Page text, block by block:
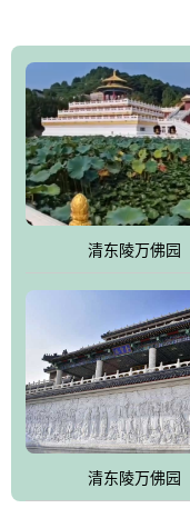
万佛园位于遵化市境内
形绝佳，地理位置优越
园、打造佛教精品旅游
的墓地安葬、祭祀吊亡
郁绚丽、优雅宜人的园
园手法相结合的默契操
美、民族风格突出，与
式园林。
万佛园工程一期占地
用全仿古式建筑，寻求
区建设中寻求陵园建设
的地形优势，打造现代
合服务设施，服务于陵
托、相互促进，园区绿
设计建造各种墓地墓位
能适应不同消费阶层的
清东陵万佛园
清东陵万佛园